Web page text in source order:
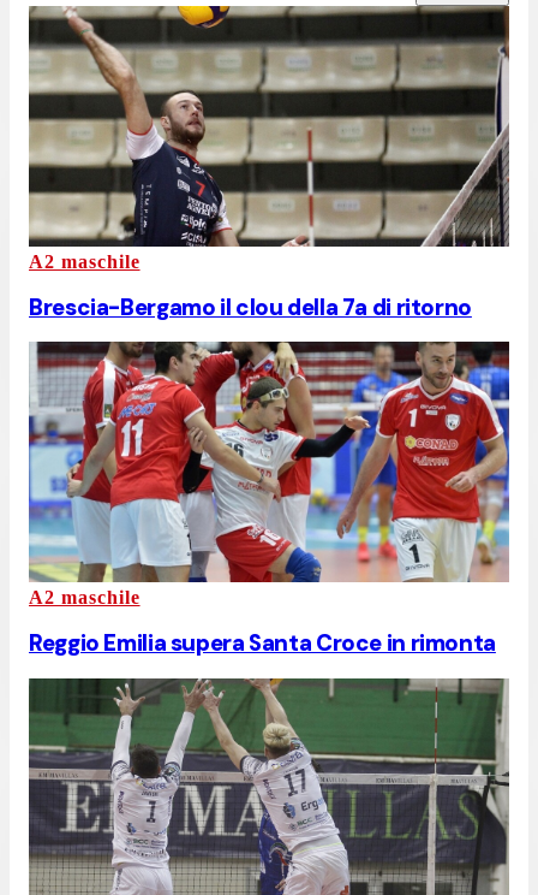
A2 maschile
Brescia-Bergamo il clou della 7a di ritorno
A2 maschile
Reggio Emilia supera Santa Croce in rimonta